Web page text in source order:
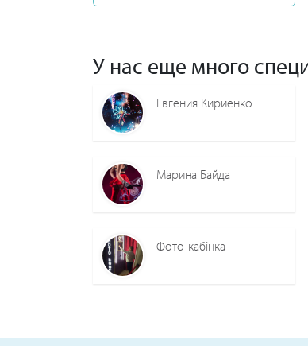
У нас еще много
Евгения Кириенко
Марина Байда
Фото-кабінка